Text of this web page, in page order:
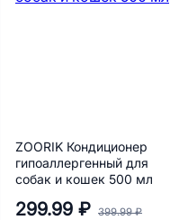
ZOORIK Кондиционер
гипоаллергенный для
собак и кошек 500 мл
299.99 ₽ 399.99 ₽